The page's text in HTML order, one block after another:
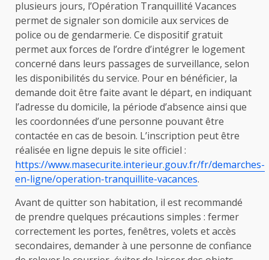
plusieurs jours, l’Opération Tranquillité Vacances
permet de signaler son domicile aux services de
police ou de gendarmerie. Ce dispositif gratuit
permet aux forces de l’ordre d’intégrer le logement
concerné dans leurs passages de surveillance, selon
les disponibilités du service. Pour en bénéficier, la
demande doit être faite avant le départ, en indiquant
l’adresse du domicile, la période d’absence ainsi que
les coordonnées d’une personne pouvant être
contactée en cas de besoin. L’inscription peut être
réalisée en ligne depuis le site officiel :
https://www.masecurite.interieur.gouv.fr/fr/demarches-
en-ligne/operation-tranquillite-vacances.
Avant de quitter son habitation, il est recommandé
de prendre quelques précautions simples : fermer
correctement les portes, fenêtres, volets et accès
secondaires, demander à une personne de confiance